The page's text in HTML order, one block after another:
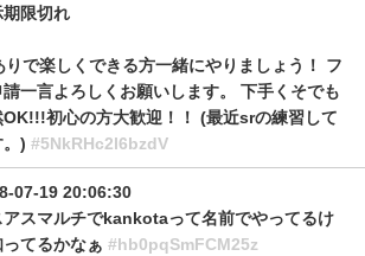
期限切れ
りで楽しくできる方一緒にやりましょう！ フ
請一言よろしくお願いします。 下手くそでも
OK!!!初心の方大歓迎！！ (最近srの練習して
。) #5NkRHc2l6bzdV
07-19 20:06:30
アスマルチでkankotaって名前でやってるけ
ってるかなぁ #hb0pqSmFCM25z